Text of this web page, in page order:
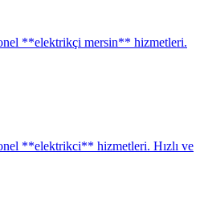
**elektrikçi mersin** hizmetleri.
**elektrikci** hizmetleri. Hızlı ve